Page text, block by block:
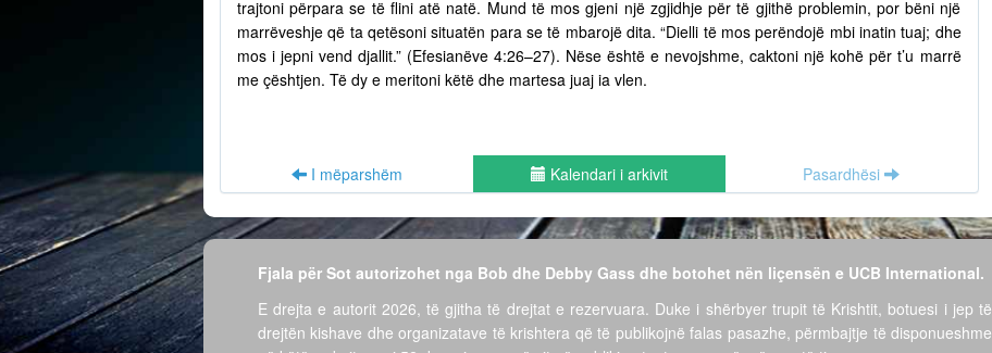
trajtoni përpara se të flini atë natë. Mund të mos gjeni një zgjidhje për të gjithë problemin, por bëni një
marrëveshje që ta qetësoni situatën para se të mbarojë dita. “Dielli të mos perëndojë mbi inatin tuaj; dhe
mos i jepni vend djallit.” (Efesianëve 4:26–27). Nëse është e nevojshme, caktoni një kohë për t’u marrë
me çështjen. Të dy e meritoni këtë dhe martesa juaj ia vlen.
I mëparshëm Kalendari i arkivit Pasardhësi
Fjala për Sot autorizohet nga Bob dhe Debby Gass dhe botohet nën liçensën e UCB International.
E drejta e autorit 2026, të gjitha të drejtat e rezervuara. Duke i shërbyer trupit të Krishtit, botuesi i jep të
drejtën kishave dhe organizatave të krishtera që të publikojnë falas pasazhe, përmbajtje të disponueshme